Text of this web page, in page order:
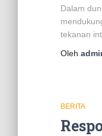
Dalam
tekanan
Oleh
BERITA